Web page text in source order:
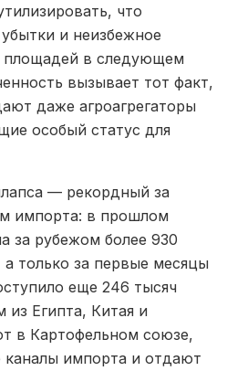
что
и неизбежное
площадей в следующем
вызывает тот факт,
даже агроагрегаторы
особый статус для
— рекордный за
импорта: в прошлом
за рубежом более 930
а только за первые месяцы
еще 246 тысяч
из Египта, Китая и
в Картофельном союзе,
каналы импорта и отдают